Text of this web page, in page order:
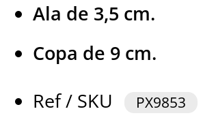
Ala de 3,5 cm.
Copa de 9 cm.
Ref / SKU
PX9853